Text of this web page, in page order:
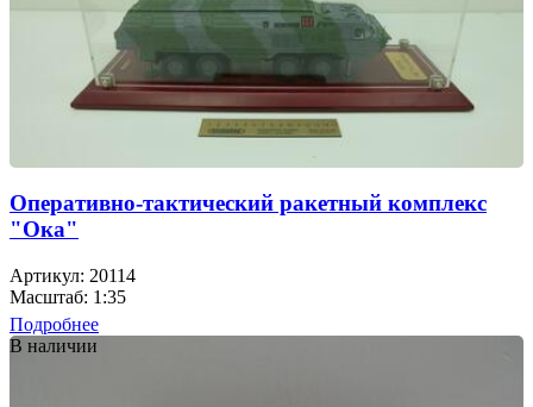
Оперативно-тактический ракетный комплекс
"Ока"
Артикул: 20114
Масштаб: 1:35
Подробнее
В наличии